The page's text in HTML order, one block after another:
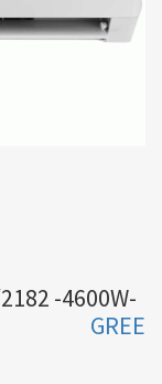
-4600W-
GREE